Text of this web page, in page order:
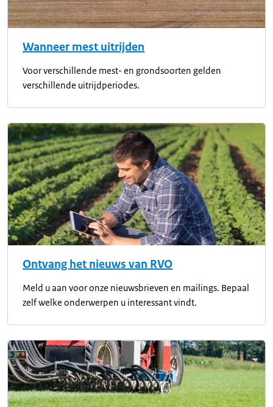
Wanneer mest uitrijden
Voor verschillende mest- en grondsoorten gelden
verschillende uitrijdperiodes.
Ontvang het nieuws van RVO
Meld u aan voor onze nieuwsbrieven en mailings. Bepaal
zelf welke onderwerpen u interessant vindt.